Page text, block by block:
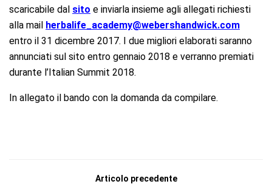
scaricabile dal sito e inviarla insieme agli allegati richiesti
alla mail herbalife_academy@webershandwick.com
entro il 31 dicembre 2017. I due migliori elaborati saranno
annunciati sul sito entro gennaio 2018 e verranno premiati
durante l’Italian Summit 2018.
In allegato il bando con la domanda da compilare.
Articolo precedente